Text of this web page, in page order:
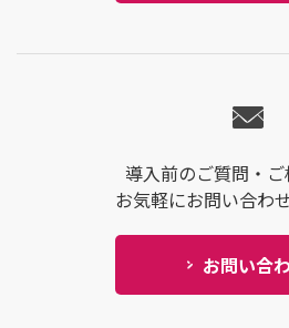
導入前のご質問・ご
お気軽にお問い合わ
お問い合